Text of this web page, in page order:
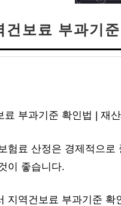
건보료 부과기
료 부과기준 확인법 | 재
험료 산정은 경제적으
이 좋습니다.
지역건보료 부과기준